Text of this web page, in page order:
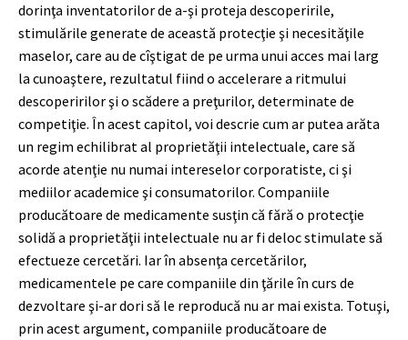
dorinţa inventatorilor de a-şi proteja descoperirile,
stimulările generate de această protecţie şi necesităţile
maselor, care au de cîştigat de pe urma unui acces mai larg
la cunoaştere, rezultatul fiind o accelerare a ritmului
descoperirilor şi o scădere a preţurilor, determinate de
competiţie. În acest capitol, voi descrie cum ar putea arăta
un regim echilibrat al proprietăţii intelectuale, care să
acorde atenţie nu numai intereselor corporatiste, ci şi
mediilor academice şi consumatorilor. Companiile
producătoare de medicamente susţin că fără o protecţie
solidă a proprietăţii intelectuale nu ar fi deloc stimulate să
efectueze cercetări. Iar în absenţa cercetărilor,
medicamentele pe care companiile din ţările în curs de
dezvoltare şi-ar dori să le reproducă nu ar mai exista. Totuşi,
prin acest argument, companiile producătoare de